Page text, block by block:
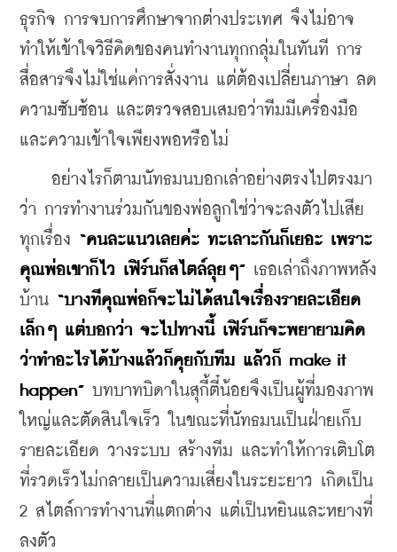
ธุรกิจ การจบการศึกษาจากต่างประเทศ จึงไม่อาจ
ทำให้เข้าใจวิธีคิดของคนทำงานทุกกลุ่มในทันที การ
สื่อสารจึงไม่ใช่แค่การสั่งงาน แต่ต้องเปลี่ยนภาษา ลด
ความซับซ้อน และตรวจสอบเสมอว่าทีมมีเครื่องมือ
และความเข้าใจเพียงพอหรือไม่
อย่างไรก็ตามนัทธมนบอกเล่าอย่างตรงไปตรงมา
ว่า การทำงานร่วมกันของพ่อลูกใช่ว่าจะลงตัวไปเสีย
ทุกเรื่อง “คนละแนวเลยค่ะ ทะเลาะกันก็เยอะ เพราะ
คุณพ่อเขาก็ไว เฟิร์นก็สไตล์ลุยๆ” เธอเล่าถึงภาพหลัง
บ้าน “บางทีคุณพ่อก็จะไม่ได้สนใจเรื่องรายละเอียด
เล็กๆ แต่บอกว่า จะไปทางนี้ เฟิร์นก็จะพยายามคิด
ว่าทำอะไรได้บ้างแล้วก็คุยกับทีม แล้วก็ make it
happen” บทบาทบิดาในสุกี้ตี๋น้อยจึงเป็นผู้ที่มองภาพ
ใหญ่และตัดสินใจเร็ว ในขณะที่นัทธมนเป็นฝ่ายเก็บ
รายละเอียด วางระบบ สร้างทีม และทำให้การเติบโต
ที่รวดเร็วไม่กลายเป็นความเสี่ยงในระยะยาว เกิดเป็น
2 สไตล์การทำงานที่แตกต่าง แต่เป็นหยินและหยางที่
ลงตัว